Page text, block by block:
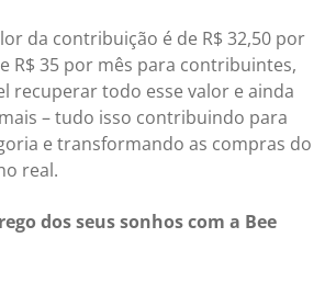
da contribuição é de R$ 32,50 por
R$ 35 por mês para contribuintes,
recuperar todo esse valor e ainda
– tudo isso contribuindo para
e transformando as compras do
real.
dos seus sonhos com a Bee